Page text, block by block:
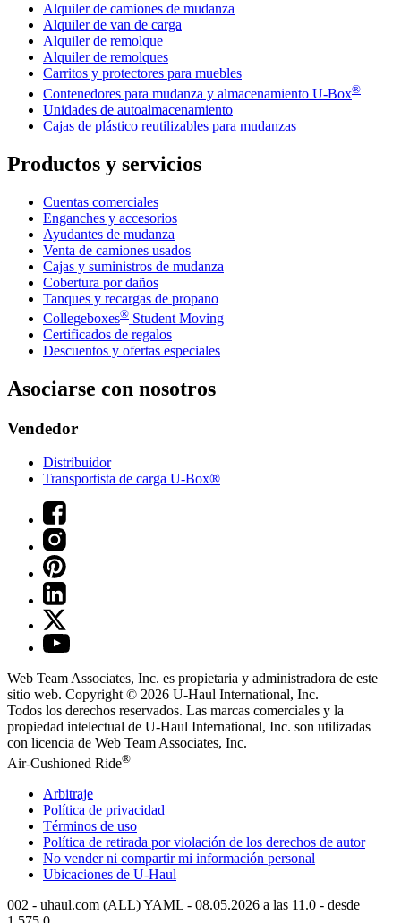
Alquiler de camiones de mudanza
Alquiler de van de carga
Alquiler de remolque
Alquiler de remolques
Carritos y protectores para muebles
Contenedores para mudanza y almacenamiento U-Box®
Unidades de autoalmacenamiento
Cajas de plástico reutilizables para mudanzas
Productos y servicios
Cuentas comerciales
Enganches y accesorios
Ayudantes de mudanza
Venta de camiones usados
Cajas y suministros de mudanza
Cobertura por daños
Tanques y recargas de propano
Collegeboxes® Student Moving
Certificados de regalos
Descuentos y ofertas especiales
Asociarse con nosotros
Vendedor
Distribuidor
Transportista de carga U-Box®
Web Team Associates, Inc. es propietaria y administradora de este
sitio web. Copyright © 2026 U-Haul International, Inc.
Todos los derechos reservados. Las marcas comerciales y la
propiedad intelectual de U-Haul International, Inc. son utilizadas
con licencia de Web Team Associates, Inc.
Air-Cushioned Ride®
Arbitraje
Política de privacidad
Términos de uso
Política de retirada por violación de los derechos de autor
No vender ni compartir mi información personal
Ubicaciones de U-Haul
002 - uhaul.com (ALL) YAML - 08.05.2026 a las 11.0 - desde